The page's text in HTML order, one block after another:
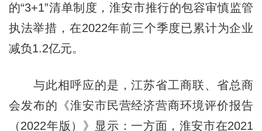
的“3+1”清单制度，淮安市推行的包容审慎监管
执法举措，在2022年前三个季度已累计为企业
减负1.2亿元。
与此相呼应的是，江苏省工商联、省总商
会发布的《淮安市民营经济营商环境评价报告
（2022年版）》显示：一方面，淮安市在2021